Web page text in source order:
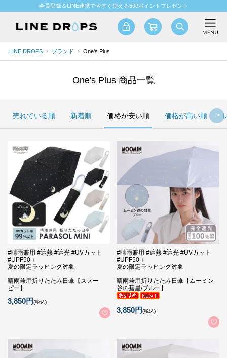
会員登録＆LINE連携で今すぐ使える500ポイントプレゼント
LINE DROPS ブランド One's Plus
One's Plus 商品一覧
売れている順 新着順 価格が安い順 価格が高い順
#晴雨兼用 #遮熱 #遮光 #UVカット
#UPF50＋
夏の限定ラッピング対象
晴雨兼用折りたたみ日傘【スヌー
ピー】
3,850円(税込)
#晴雨兼用 #遮熱 #遮光 #UVカット
#UPF50＋
夏の限定ラッピング対象
晴雨兼用折りたたみ日傘【ムーミン
谷の彗星/ブルー】
3,850円(税込)